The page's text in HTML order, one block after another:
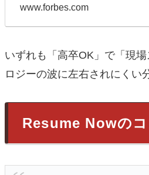
www.forbes.com
いずれも「高卒OK」で「現
ロジーの波に左右されにくい
Resume Nowの